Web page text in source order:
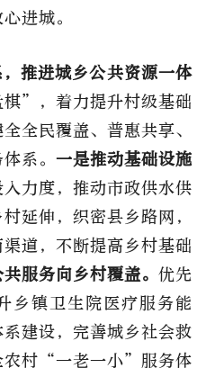
进城。
，推进城乡公共资源一体
”，着力提升村级基础
全民覆盖、普惠共享、
系。 一是推动基础设施
力度，推动市政供水供
延伸，织密县乡路网，
道，不断提高乡村基础
服务向乡村覆盖。 优先
乡镇卫生院医疗服务能
建设，完善城乡社会救
农村“一老一小”服务体